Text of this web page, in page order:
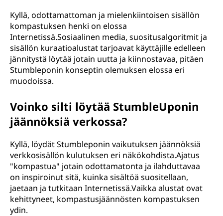
Kyllä, odottamattoman ja mielenkiintoisen sisällön
kompastuksen henki on elossa
Internetissä.Sosiaalinen media, suositusalgoritmit ja
sisällön kuraatioalustat tarjoavat käyttäjille edelleen
jännitystä löytää jotain uutta ja kiinnostavaa, pitäen
Stumbleponin konseptin olemuksen elossa eri
muodoissa.
Voinko silti löytää StumbleUponin
jäännöksiä verkossa?
Kyllä, löydät Stumbleponin vaikutuksen jäännöksiä
verkkosisällön kulutuksen eri näkökohdista.Ajatus
"kompastua" jotain odottamatonta ja ilahduttavaa
on inspiroinut sitä, kuinka sisältöä suositellaan,
jaetaan ja tutkitaan Internetissä.Vaikka alustat ovat
kehittyneet, kompastusjäännösten kompastuksen
ydin.